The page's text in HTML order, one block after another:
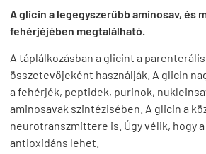
A glicin a legegyszerűbb aminosav, és
fehérjéjében megtalálható.
A táplálkozásban a glicint a
összetevőjeként használják. A glicin
a fehérjék, peptidek, purinok,
aminosavak szintézisében. A glicin a
neurotranszmittere is. Úgy vélik, hogy
antioxidáns lehet.